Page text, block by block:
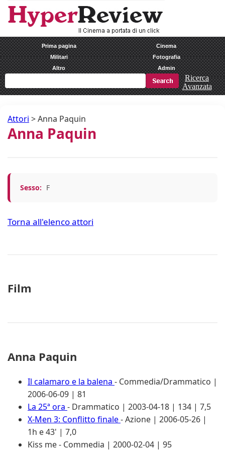
Prima pagina
Cinema
Militari
Fotografia
Altro
Admin
Ricerca
Avanzata
Attori >Anna Paquin
Anna Paquin
Sesso: F
Torna all'elenco attori
Film
Anna Paquin
Il calamaro e la balena - Commedia/Drammatico |
2006-06-09 | 81
La 25ª ora - Drammatico | 2003-04-18 | 134 | 7,5
X-Men 3: Conflitto finale- Azione | 2006-05-26 |
1h e 43' | 7,0
Kiss me- Commedia | 2000-02-04 | 95